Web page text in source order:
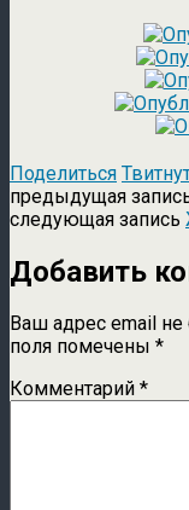
Поделиться
предыдущая
следующая запись
Добавить
Ваш адрес email не
поля помечены *
Комментарий *